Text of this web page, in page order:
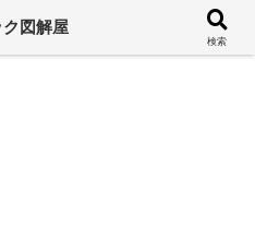
報をシンプルに
図解屋
検索